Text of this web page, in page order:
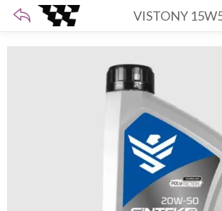
VISTONY